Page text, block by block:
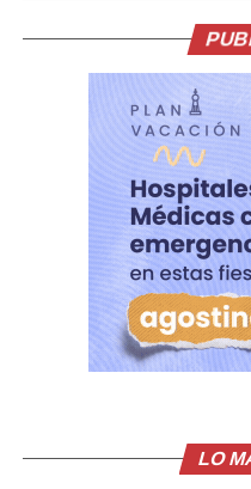
por el delito de intento
La PNC aprovechó el
respeto a la vida y
tipo de agresiones
legales correspondientes.
Facebook X
Me gusta esto:
LO